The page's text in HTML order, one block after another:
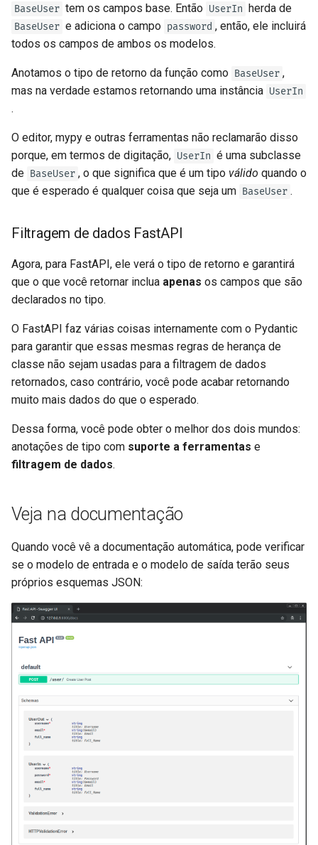
BaseUser tem os campos base. Então UserIn herda de
BaseUser e adiciona o campo password , então, ele incluirá
todos os campos de ambos os modelos.
Anotamos o tipo de retorno da função como BaseUser ,
mas na verdade estamos retornando uma instância UserIn
.
O editor, mypy e outras ferramentas não reclamarão disso
porque, em termos de digitação, UserIn é uma subclasse
de BaseUser , o que significa que é um tipo válido quando o
que é esperado é qualquer coisa que seja um BaseUser .
Filtragem de dados FastAPI
Agora, para FastAPI, ele verá o tipo de retorno e garantirá
que o que você retornar inclua apenas os campos que são
declarados no tipo.
O FastAPI faz várias coisas internamente com o Pydantic
para garantir que essas mesmas regras de herança de
classe não sejam usadas para a filtragem de dados
retornados, caso contrário, você pode acabar retornando
muito mais dados do que o esperado.
Dessa forma, você pode obter o melhor dos dois mundos:
anotações de tipo com suporte a ferramentas e
filtragem de dados.
Veja na documentação
Quando você vê a documentação automática, pode verificar
se o modelo de entrada e o modelo de saída terão seus
próprios esquemas JSON: